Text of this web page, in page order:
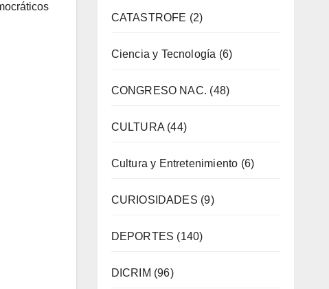
CATASTROFE (2)
Ciencia y Tecnología (6)
CONGRESO NAC. (48)
CULTURA(44)
Cultura y Entretenimiento (6)
CURIOSIDADES (9)
DEPORTES (140)
DICRIM (96)